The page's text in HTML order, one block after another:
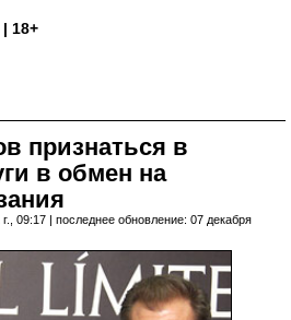
| 18+
признаться в
в обмен на
09:17 | последнее обновление: 07 декабря